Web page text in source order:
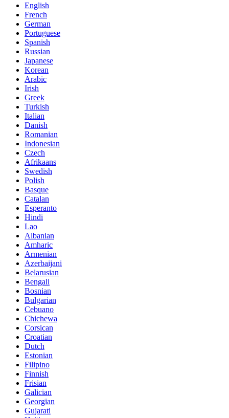
English
French
German
Portuguese
Spanish
Russian
Japanese
Korean
Arabic
Irish
Greek
Turkish
Italian
Danish
Romanian
Indonesian
Czech
Afrikaans
Swedish
Polish
Basque
Catalan
Esperanto
Hindi
Lao
Albanian
Amharic
Armenian
Azerbaijani
Belarusian
Bengali
Bosnian
Bulgarian
Cebuano
Chichewa
Corsican
Croatian
Dutch
Estonian
Filipino
Finnish
Frisian
Galician
Georgian
Gujarati